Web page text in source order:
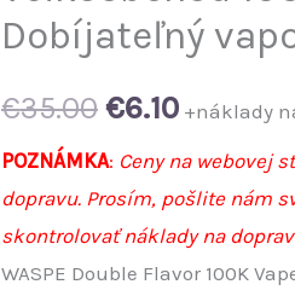
Dobíjateľný
€35.00 Original
price
was:
€35.00.
€6.10Current
price
is:
€6.10.
+náklady
POZNÁMKA: Ceny na webovej
dopravu. Prosím, pošlite nám
skontrolovať náklady na
WASPE Double Flavor 100K